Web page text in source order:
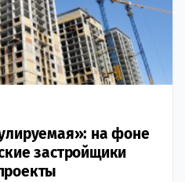
на фоне
застройщики